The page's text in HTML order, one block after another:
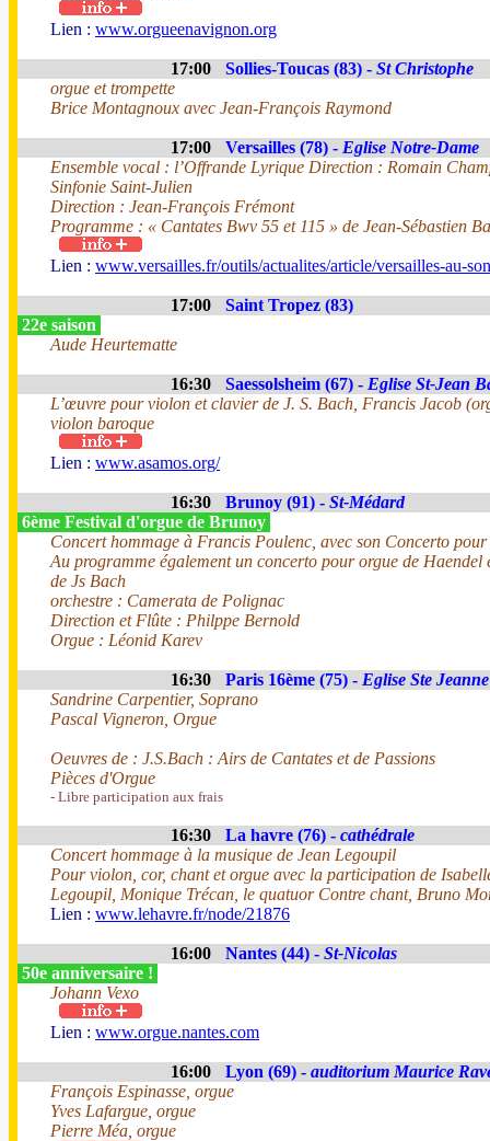
Lien : www.orgueenavignon.org
17:00 Sollies-Toucas (83) - St Christophe
orgue et trompette
Brice Montagnoux avec Jean-François Raymond
17:00 Versailles (78) - Eglise Notre-Dame
Ensemble vocal : l’Offrande Lyrique Direction : Romain
Sinfonie Saint-Julien
Direction : Jean-François Frémont
Programme : « Cantates Bwv 55 et 115 » de Jean-Sébastien
Lien : www.versailles.fr/outils/actualites/article/versailles-au-
17:00
Saint Tropez (83)
22e saison
Aude Heurtematte
16:30 Saessolsheim (67) - Eglise St-Jean
L’œuvre pour violon et clavier de J. S. Bach, Francis Jacob
violon baroque
Lien : www.asamos.org/
16:30 Brunoy (91) - St-Médard
6ème Festival d'orgue de Brunoy
Concert hommage à Francis Poulenc, avec son Concerto
Au programme également un concerto pour orgue de Haendel
de Js Bach
orchestre : Camerata de Polignac
Direction et Flûte : Philppe Bernold
Orgue : Léonid Karev
16:30 Paris 16ème (75) - Eglise Ste
Sandrine Carpentier, Soprano
Pascal Vigneron, Orgue
Oeuvres de : J.S.Bach : Airs de Cantates et de Passions
Pièces d'Orgue
- Libre participation aux frais
16:30 La havre (76) - cathédrale
Concert hommage à la musique de Jean Legoupil
Pour violon, cor, chant et orgue avec la participation de
Legoupil, Monique Trécan, le quatuor Contre chant, Bruno
Lien : www.lehavre.fr/node/21876
16:00 Nantes (44) - St-Nicolas
50e anniversaire !
Johann Vexo
Lien : www.orgue.nantes.com
16:00 Lyon (69) - auditorium Maurice
François Espinasse, orgue
Yves Lafargue, orgue
Pierre Méa, orgue